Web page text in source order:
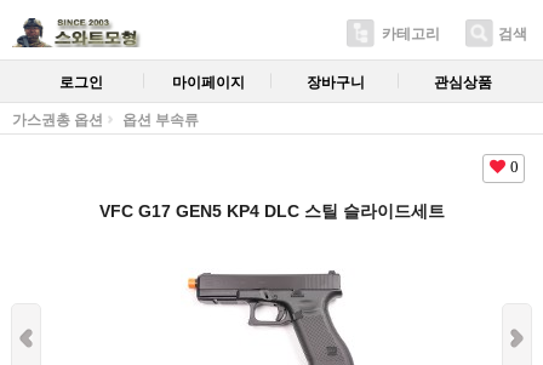
카테고리 검색
로그인 마이페이지 장바구니 관심상품
가스권총 옵션 옵션 부속류
0
VFC G17 GEN5 KP4 DLC 스틸 슬라이드세트